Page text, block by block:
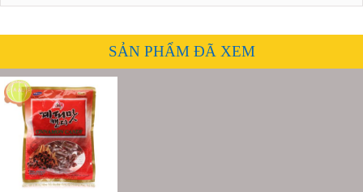
SẢN PHẨM ĐÃ XEM